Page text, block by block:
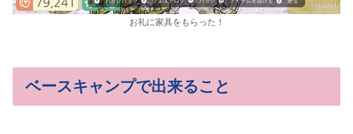
お礼に家具をもらった！
ベースキャンプで出来ること